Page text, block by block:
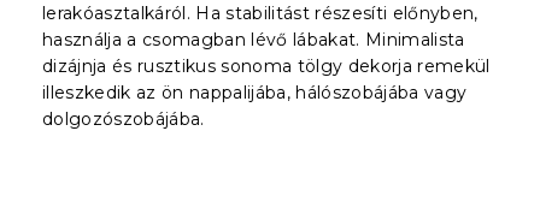
lerakóasztalkáról. Ha stabilitást részesíti előnyben,
használja a csomagban lévő lábakat. Minimalista
dizájnja és rusztikus sonoma tölgy dekorja remekül
illeszkedik az ön nappalijába, hálószobájába vagy
dolgozószobájába.